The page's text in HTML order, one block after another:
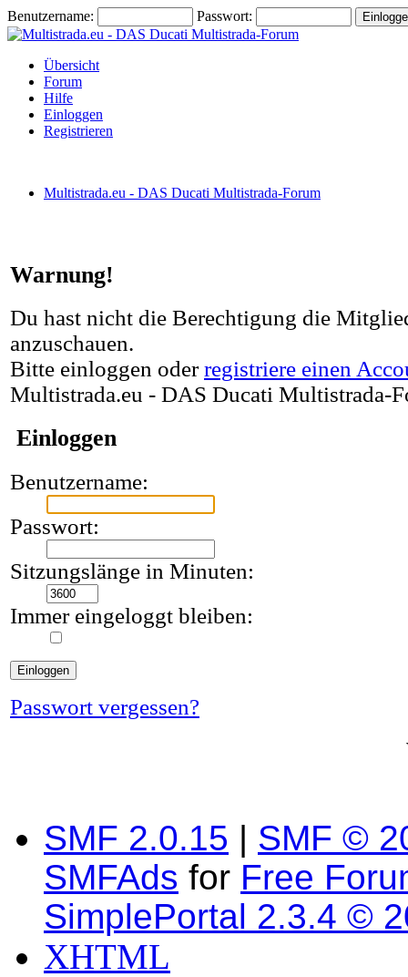
Benutzername: Passwort:
Übersicht
Forum
Hilfe
Einloggen
Registrieren
Multistrada.eu - DAS Ducati Multistrada-Forum
Warnung!
Du hast nicht die Berechtigung die
anzuschauen.
Bitte einloggen oderregistriere einen
Multistrada.eu - DAS Ducati Multistrada-
Einloggen
Benutzername:
Passwort:
Sitzungslänge in Minuten:
Immer eingeloggt bleiben:
Passwort vergessen?
SMF 2.0.15 | SMF ©
SMFAds for Free
SimplePortal 2.3.4 ©
XHTML